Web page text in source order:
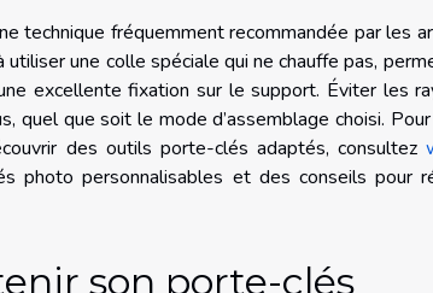
technique fréquemment recommandée par les
une colle spéciale qui ne chauffe pas,
excellente fixation sur le support. Éviter les
quel que soit le mode d’assemblage choisi.
des outils porte-clés adaptés, consultez
photo personnalisables et des conseils pour
son porte-clés